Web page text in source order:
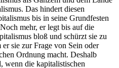
Das hindert diesen
bis in seine Grundfesten
mehr, er legt bis auf die
bloß und schürzt sie zu
sie zur Frage von Sein oder
Ordnung macht. Deshalb
wenn die kapitalistischen